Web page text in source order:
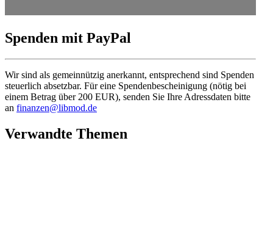
Spenden mit PayPal
Wir sind als gemein­nützig anerkannt, entspre­chend sind Spenden
steuerlich absetzbar. Für eine Spenden­be­schei­nigung (nötig bei
einem Betrag über 200 EUR), senden Sie Ihre Adress­daten bitte
an finanzen@libmod.de
Verwandte Themen